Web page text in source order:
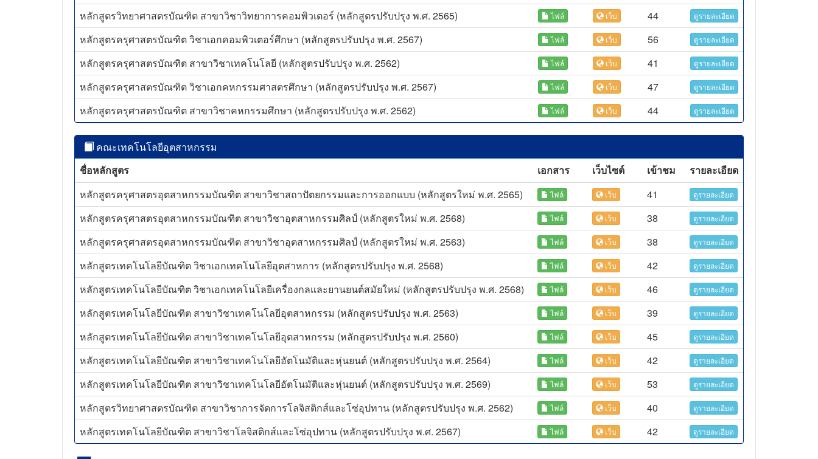
หลักสูตรวิทยาศาสตรบัณฑิต สาขาวิชาวิทยาการคอมพิวเตอร์ (หลักสูตรปรับปรุง พ.ศ. 2565) ไฟล์ เว็บ 44 ดูรายละเอียด
หลักสูตรครุศาสตรบัณฑิต วิชาเอกคอมพิวเตอร์ศึกษา (หลักสูตรปรับปรุง พ.ศ. 2567) ไฟล์ เว็บ 56 ดูรายละเอียด
หลักสูตรครุศาสตรบัณฑิต สาขาวิชาเทคโนโลยี (หลักสูตรปรับปรุง พ.ศ. 2562) ไฟล์ เว็บ 41 ดูรายละเอียด
หลักสูตรครุศาสตรบัณฑิต วิชาเอกคหกรรมศาสตรศึกษา (หลักสูตรปรับปรุง พ.ศ. 2567) ไฟล์ เว็บ 47 ดูรายละเอียด
หลักสูตรครุศาสตรบัณฑิต สาขาวิชาคหกรรมศึกษา (หลักสูตรปรับปรุง พ.ศ. 2562) ไฟล์ เว็บ 44 ดูรายละเอียด
คณะเทคโนโลยีอุตสาหกรรม
ชื่อหลักสูตร
เอกสาร เว็บไซต์ เข้าชม
รายละเอียด
หลักสูตรครุศาสตรอุตสาหกรรมบัณฑิต สาขาวิชาสถาปัตยกรรมและการออกแบบ (หลักสูตรใหม่ พ.ศ. 2565)
ไฟล์ เว็บ 41 ดูรายละเอียด
หลักสูตรครุศาสตรอุตสาหกรรมบัณฑิต สาขาวิชาอุตสาหกรรมศิลป์ (หลักสูตรใหม่ พ.ศ. 2568) ไฟล์ เว็บ 38 ดูรายละเอียด
หลักสูตรครุศาสตรอุตสาหกรรมบัณฑิต สาขาวิชาอุตสาหกรรมศิลป์ (หลักสูตรใหม่ พ.ศ. 2563) ไฟล์ เว็บ 38 ดูรายละเอียด
หลักสูตรเทคโนโลยีบัณฑิต วิชาเอกเทคโนโลยีอุตสาหการ (หลักสูตรปรับปรุง พ.ศ. 2568) ไฟล์ เว็บ 42 ดูรายละเอียด
หลักสูตรเทคโนโลยีบัณฑิต วิชาเอกเทคโนโลยีเครื่องกลและยานยนต์สมัยใหม่ (หลักสูตรปรับปรุง พ.ศ. 2568) ไฟล์ เว็บ 46 ดูรายละเอียด
หลักสูตรเทคโนโลยีบัณฑิต สาขาวิชาเทคโนโลยีอุตสาหกรรม (หลักสูตรปรับปรุง พ.ศ. 2563) ไฟล์ เว็บ 39 ดูรายละเอียด
หลักสูตรเทคโนโลยีบัณฑิต สาขาวิชาเทคโนโลยีอุตสาหกรรม (หลักสูตรปรับปรุง พ.ศ. 2560) ไฟล์ เว็บ 45 ดูรายละเอียด
หลักสูตรเทคโนโลยีบัณฑิต สาขาวิชาเทคโนโลยีอัตโนมัติและหุ่นยนต์ (หลักสูตรปรับปรุง พ.ศ. 2564) ไฟล์ เว็บ 42 ดูรายละเอียด
หลักสูตรเทคโนโลยีบัณฑิต สาขาวิชาเทคโนโลยีอัตโนมัติและหุ่นยนต์ (หลักสูตรปรับปรุง พ.ศ. 2569) ไฟล์ เว็บ 53 ดูรายละเอียด
หลักสูตรวิทยาศาสตรบัณฑิต สาขาวิชาการจัดการโลจิสติกส์และโซ่อุปทาน (หลักสูตรปรับปรุง พ.ศ. 2562) ไฟล์ เว็บ 40 ดูรายละเอียด
หลักสูตรเทคโนโลยีบัณฑิต สาขาวิชาโลจิสติกส์และโซ่อุปทาน (หลักสูตรปรับปรุง พ.ศ. 2567) ไฟล์ เว็บ 42 ดูรายละเอียด